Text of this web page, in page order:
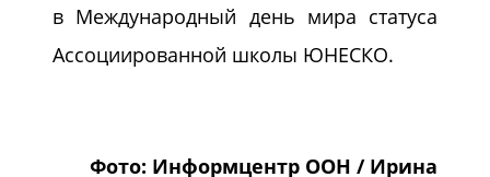
в Международный день мира статуса
Ассоциированной школы ЮНЕСКО.
Фото: Информцентр ООН / Ирина